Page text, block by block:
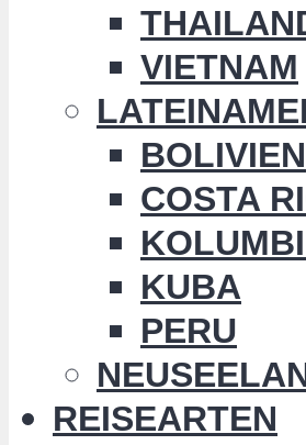
VIETNAM
BOLIVIEN
COSTA
KUBA
PERU
REISEARTEN